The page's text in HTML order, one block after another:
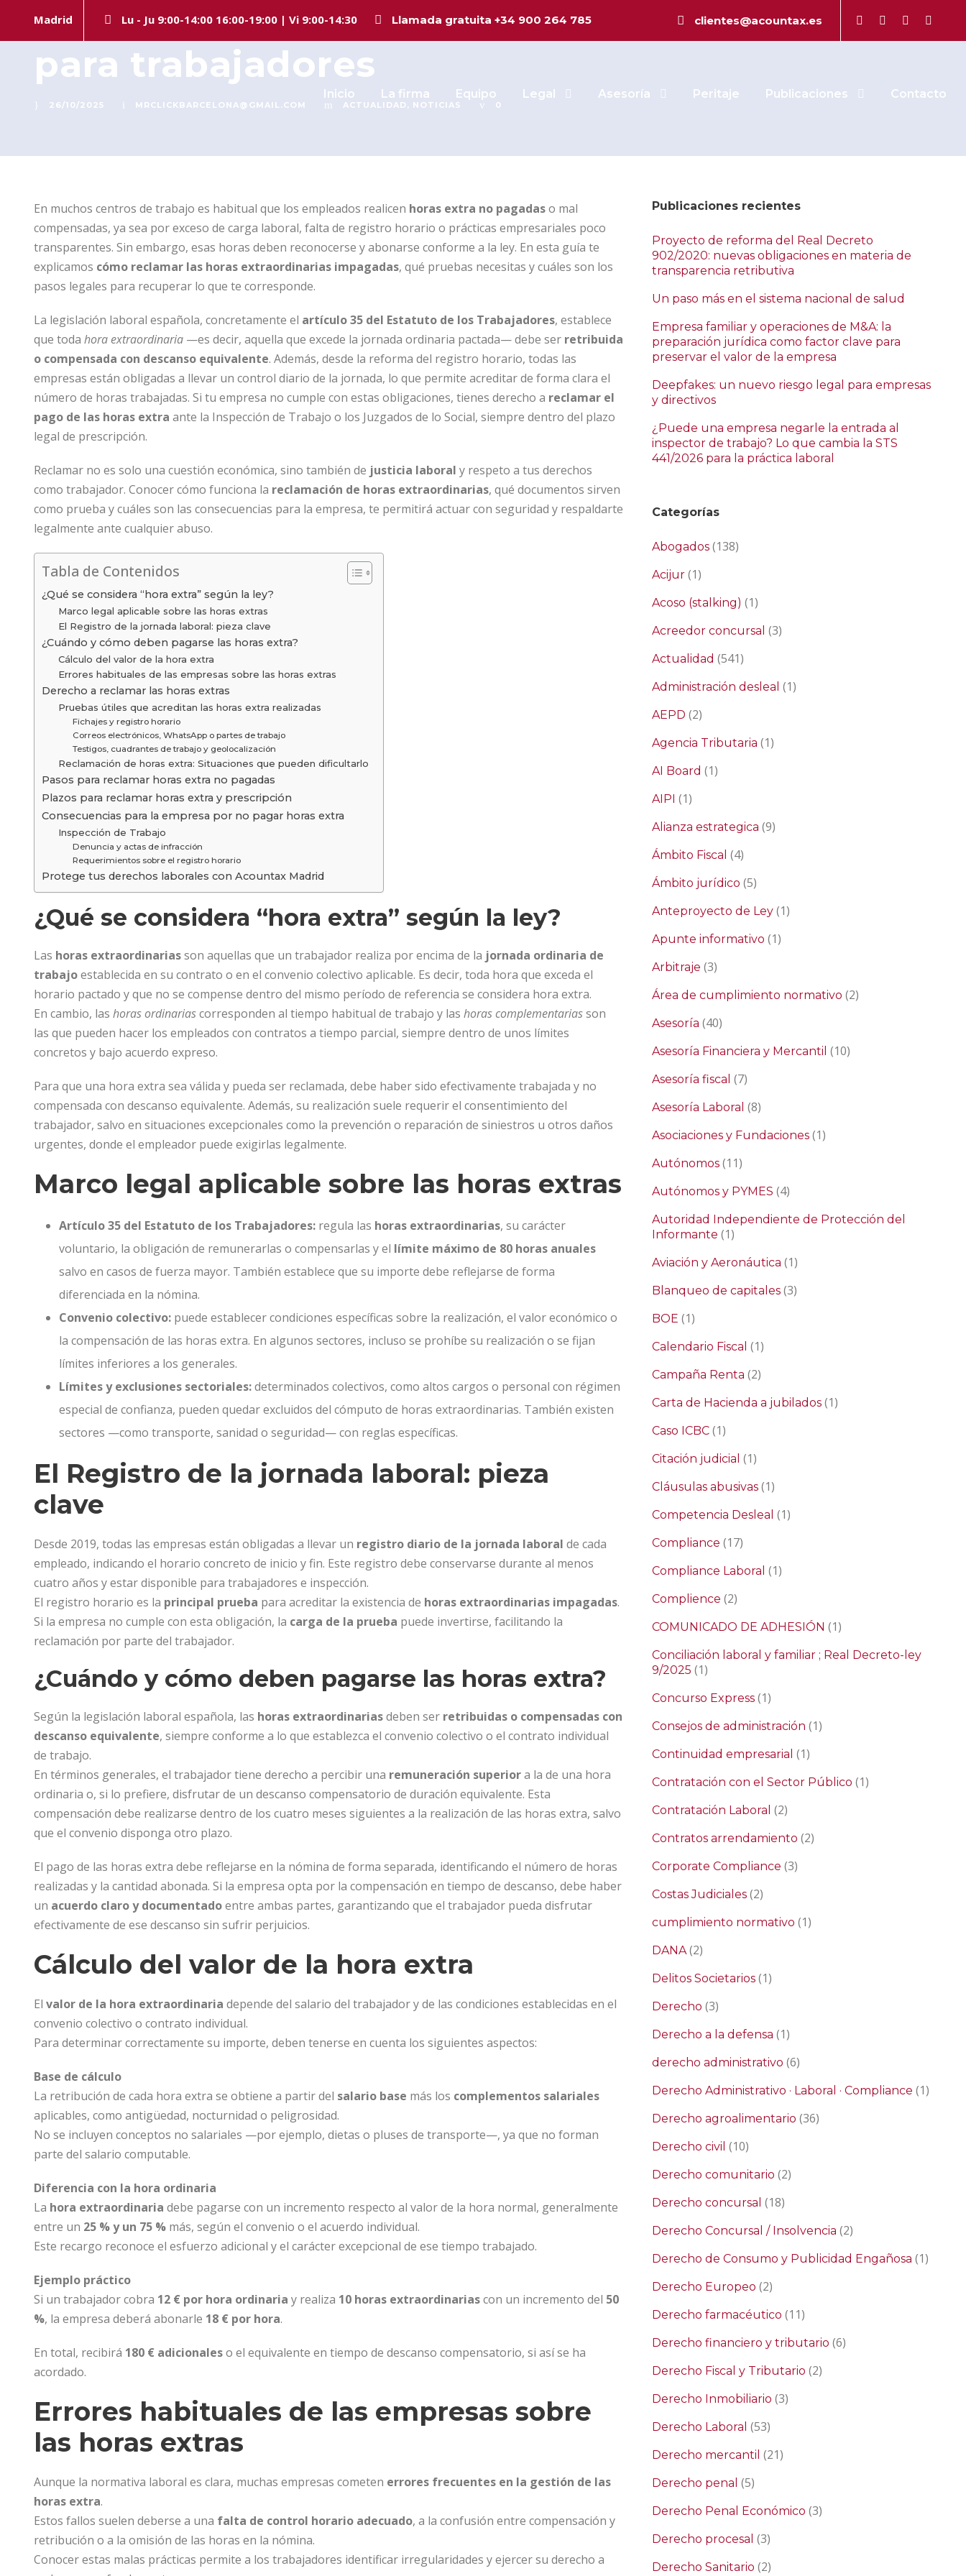
Madrid Lu - Ju 9:00-14:00 16:00-19:00 | Vi 9:00-14:30 Llamada gratuita +34 900 264 785 clientes@acountax.es
Inicio La firma Equipo Legal Asesoría Peritaje Publicaciones Contacto
Reclamar horas extra no pagadas: Guía legal
para trabajadores
26/10/2025 MRCLICKBARCELONA@GMAIL.COM ACTUALIDAD , NOTICIAS 0
En muchos centros de trabajo es habitual que los empleados realicen horas extra no pagadaso mal
compensadas, ya sea por exceso de carga laboral, falta de registro horario o prácticas empresariales poco
transparentes. Sin embargo, esas horas deben reconocerse y abonarse conforme a la ley. En esta guía te
explicamos cómo reclamar las horas extraordinarias impagadas, qué pruebas necesitas y cuáles son los
pasos legales para recuperar lo que te corresponde.
La legislación laboral española, concretamente el artículo 35 del Estatuto de los Trabajadores, establece
que toda hora extraordinaria —es decir, aquella que excede la jornada ordinaria pactada— debe ser retribuida
o compensada con descanso equivalente. Además, desde la reforma del registro horario, todas las
empresas están obligadas a llevar un control diario de la jornada, lo que permite acreditar de forma clara el
número de horas trabajadas. Si tu empresa no cumple con estas obligaciones, tienes derecho a reclamar el
pago de las horas extra ante la Inspección de Trabajo o los Juzgados de lo Social, siempre dentro del plazo
legal de prescripción.
Reclamar no es solo una cuestión económica, sino también de justicia laboral y respeto a tus derechos
como trabajador. Conocer cómo funciona la reclamación de horas extraordinarias, qué documentos sirven
como prueba y cuáles son las consecuencias para la empresa, te permitirá actuar con seguridad y respaldarte
legalmente ante cualquier abuso.
Tabla de Contenidos
¿Qué se considera “hora extra” según la ley?
Marco legal aplicable sobre las horas extras
El Registro de la jornada laboral: pieza clave
¿Cuándo y cómo deben pagarse las horas extra?
Cálculo del valor de la hora extra
Errores habituales de las empresas sobre las horas extras
Derecho a reclamar las horas extras
Pruebas útiles que acreditan las horas extra realizadas
Fichajes y registro horario
Correos electrónicos, WhatsApp o partes de trabajo
Testigos, cuadrantes de trabajo y geolocalización
Reclamación de horas extra: Situaciones que pueden dificultarlo
Pasos para reclamar horas extra no pagadas
Plazos para reclamar horas extra y prescripción
Consecuencias para la empresa por no pagar horas extra
Inspección de Trabajo
Denuncia y actas de infracción
Requerimientos sobre el registro horario
Protege tus derechos laborales con Acountax Madrid
¿Qué se considera “hora extra” según la ley?
Las horas extraordinariasson aquellas que un trabajador realiza por encima de la jornada ordinaria de
trabajoestablecida en su contrato o en el convenio colectivo aplicable. Es decir, toda hora que exceda el
horario pactado y que no se compense dentro del mismo período de referencia se considera hora extra.
En cambio, las horas ordinariascorresponden al tiempo habitual de trabajo y las horas complementariasson
las que pueden hacer los empleados con contratos a tiempo parcial, siempre dentro de unos límites
concretos y bajo acuerdo expreso.
Para que una hora extra sea válida y pueda ser reclamada, debe haber sido efectivamente trabajada y no
compensada con descanso equivalente. Además, su realización suele requerir el consentimiento del
trabajador, salvo en situaciones excepcionales como la prevención o reparación de siniestros u otros daños
urgentes, donde el empleador puede exigirlas legalmente.
Marco legal aplicable sobre las horas extras
Artículo 35 del Estatuto de los Trabajadores: regula las horas extraordinarias, su carácter
voluntario, la obligación de remunerarlas o compensarlas y el límite máximo de 80 horas anuales
salvo en casos de fuerza mayor. También establece que su importe debe reflejarse de forma
diferenciada en la nómina.
Convenio colectivo: puede establecer condiciones específicas sobre la realización, el valor económico o
la compensación de las horas extra. En algunos sectores, incluso se prohíbe su realización o se fijan
límites inferiores a los generales.
Límites y exclusiones sectoriales:determinados colectivos, como altos cargos o personal con régimen
especial de confianza, pueden quedar excluidos del cómputo de horas extraordinarias. También existen
sectores —como transporte, sanidad o seguridad— con reglas específicas.
El Registro de la jornada laboral: pieza
clave
Desde 2019, todas las empresas están obligadas a llevar un registro diario de la jornada laboral de cada
empleado, indicando el horario concreto de inicio y fin. Este registro debe conservarse durante al menos
cuatro años y estar disponible para trabajadores e inspección.
El registro horario es la principal prueba para acreditar la existencia de horas extraordinarias impagadas.
Si la empresa no cumple con esta obligación, la carga de la prueba puede invertirse, facilitando la
reclamación por parte del trabajador.
¿Cuándo y cómo deben pagarse las horas extra?
Según la legislación laboral española, las horas extraordinariasdeben ser retribuidas o compensadas con
descanso equivalente, siempre conforme a lo que establezca el convenio colectivo o el contrato individual
de trabajo.
En términos generales, el trabajador tiene derecho a percibir una remuneración superiora la de una hora
ordinaria o, si lo prefiere, disfrutar de un descanso compensatorio de duración equivalente. Esta
compensación debe realizarse dentro de los cuatro meses siguientes a la realización de las horas extra, salvo
que el convenio disponga otro plazo.
El pago de las horas extra debe reflejarse en la nómina de forma separada, identificando el número de horas
realizadas y la cantidad abonada. Si la empresa opta por la compensación en tiempo de descanso, debe haber
un acuerdo claro y documentadoentre ambas partes, garantizando que el trabajador pueda disfrutar
efectivamente de ese descanso sin sufrir perjuicios.
Cálculo del valor de la hora extra
El valor de la hora extraordinaria depende del salario del trabajador y de las condiciones establecidas en el
convenio colectivo o contrato individual.
Para determinar correctamente su importe, deben tenerse en cuenta los siguientes aspectos:
Base de cálculo
La retribución de cada hora extra se obtiene a partir del salario base más los complementos salariales
aplicables, como antigüedad, nocturnidad o peligrosidad.
No se incluyen conceptos no salariales —por ejemplo, dietas o pluses de transporte—, ya que no forman
parte del salario computable.
Diferencia con la hora ordinaria
La hora extraordinaria debe pagarse con un incremento respecto al valor de la hora normal, generalmente
entre un 25 % y un 75 % más, según el convenio o el acuerdo individual.
Este recargo reconoce el esfuerzo adicional y el carácter excepcional de ese tiempo trabajado.
Ejemplo práctico
Si un trabajador cobra 12 € por hora ordinaria y realiza 10 horas extraordinariascon un incremento del 50
%, la empresa deberá abonarle 18 € por hora.
En total, recibirá 180 € adicionaleso el equivalente en tiempo de descanso compensatorio, si así se ha
acordado.
Errores habituales de las empresas sobre
las horas extras
Aunque la normativa laboral es clara, muchas empresas cometen errores frecuentes en la gestión de las
horas extra.
Estos fallos suelen deberse a una falta de control horario adecuado, a la confusión entre compensación y
retribución o a la omisión de las horas en la nómina.
Conocer estas malas prácticas permite a los trabajadores identificar irregularidades y ejercer su derecho a
Publicaciones recientes
Proyecto de reforma del Real Decreto
902/2020: nuevas obligaciones en materia de
transparencia retributiva
Un paso más en el sistema nacional de salud
Empresa familiar y operaciones de M&A: la
preparación jurídica como factor clave para
preservar el valor de la empresa
Deepfakes: un nuevo riesgo legal para empresas
y directivos
¿Puede una empresa negarle la entrada al
inspector de trabajo? Lo que cambia la STS
441/2026 para la práctica laboral
Categorías
Abogados (138)
Acijur (1)
Acoso (stalking) (1)
Acreedor concursal (3)
Actualidad (541)
Administración desleal (1)
AEPD (2)
Agencia Tributaria (1)
AI Board (1)
AIPI (1)
Alianza estrategica (9)
Ámbito Fiscal (4)
Ámbito jurídico (5)
Anteproyecto de Ley (1)
Apunte informativo (1)
Arbitraje (3)
Área de cumplimiento normativo (2)
Asesoría (40)
Asesoría Financiera y Mercantil (10)
Asesoría fiscal (7)
Asesoría Laboral (8)
Asociaciones y Fundaciones (1)
Autónomos (11)
Autónomos y PYMES (4)
Autoridad Independiente de Protección del
Informante (1)
Aviación y Aeronáutica (1)
Blanqueo de capitales (3)
BOE (1)
Calendario Fiscal (1)
Campaña Renta (2)
Carta de Hacienda a jubilados (1)
Caso ICBC (1)
Citación judicial (1)
Cláusulas abusivas (1)
Competencia Desleal (1)
Compliance (17)
Compliance Laboral (1)
Complience (2)
COMUNICADO DE ADHESIÓN (1)
Conciliación laboral y familiar ; Real Decreto-ley
9/2025 (1)
Concurso Express (1)
Consejos de administración (1)
Continuidad empresarial (1)
Contratación con el Sector Público (1)
Contratación Laboral (2)
Contratos arrendamiento (2)
Corporate Compliance (3)
Costas Judiciales (2)
cumplimiento normativo (1)
DANA(2)
Delitos Societarios (1)
Derecho (3)
Derecho a la defensa (1)
derecho administrativo (6)
Derecho Administrativo · Laboral · Compliance (1)
Derecho agroalimentario (36)
Derecho civil (10)
Derecho comunitario (2)
Derecho concursal (18)
Derecho Concursal / Insolvencia (2)
Derecho de Consumo y Publicidad Engañosa (1)
Derecho Europeo (2)
Derecho farmacéutico (11)
Derecho financiero y tributario (6)
Derecho Fiscal y Tributario (2)
Derecho Inmobiliario (3)
Derecho Laboral (53)
Derecho mercantil (21)
Derecho penal (5)
Derecho Penal Económico (3)
Derecho procesal (3)
Derecho Sanitario (2)